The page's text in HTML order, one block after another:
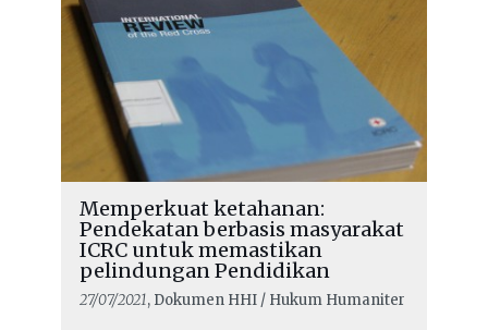
Memperkuat ketahanan:
Pendekatan berbasis masyarakat
ICRC untuk memastikan
pelindungan Pendidikan
27/07/2021, Dokumen HHI / Hukum Humaniter